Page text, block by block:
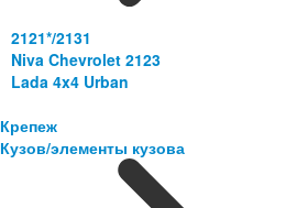
2121*/2131
Niva Chevrolet 2123
Lada 4x4 Urban
Крепеж
Кузов/элементы кузова